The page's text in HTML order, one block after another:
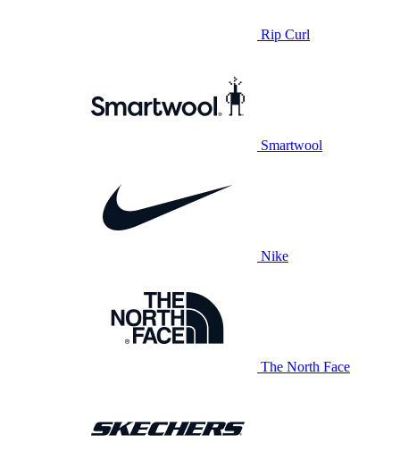
Rip Curl
Smartwool
Nike
The North Face